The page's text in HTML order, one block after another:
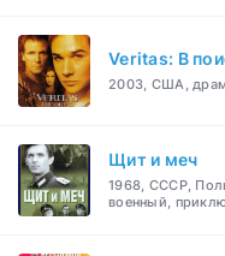
Veritas: В
2003, США,
Щит и меч
1968, СССР,
военный,